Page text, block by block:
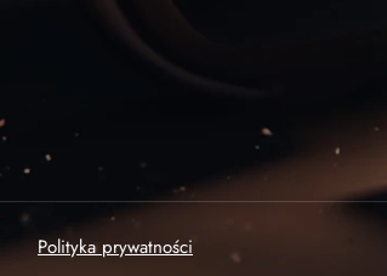
Polityka prywatności